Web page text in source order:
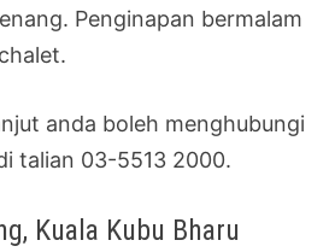
Penginapan bermalam
anda boleh menghubungi
talian 03-5513 2000.
Kuala Kubu Bharu